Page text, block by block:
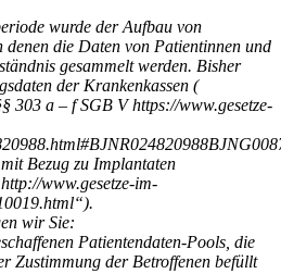
wurde der Aufbau von
denen die Daten von Patientinnen und
gesammelt werden. Bisher
der Krankenkassen (
303 a – f SGB V https://www.gesetze-
Bezug zu Implantaten
www.gesetze-im-
wir Sie:
Patientendaten-Pools, die
Zustimmung der Betroffenen befüllt